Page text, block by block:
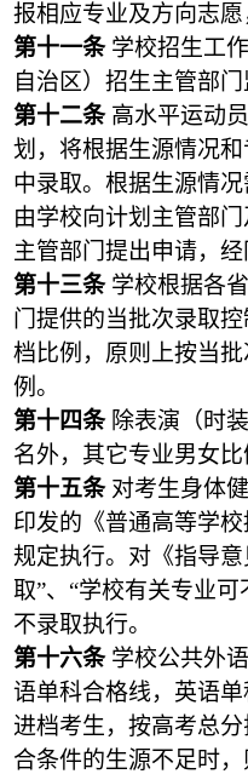
报相应专业及方向志愿
第十一条 学校招生工
自治区）招生主管部门
第十二条 高水平运动
划，将根据生源情况
中录取。根据生源情况
由学校向计划主管部
主管部门提出申请，经
第十三条学校根据各
门提供的当批次录取
档比例，原则上按当
例。
第十四条除表演（时
名外，其它专业男女比
第十五条 对考生身体
印发的《普通高等学
规定执行。对《指导
取”、“学校有关专业
不录取执行。
第十六条学校公共外
语单科合格线，英语
进档考生，按高考总
合条件的生源不足时